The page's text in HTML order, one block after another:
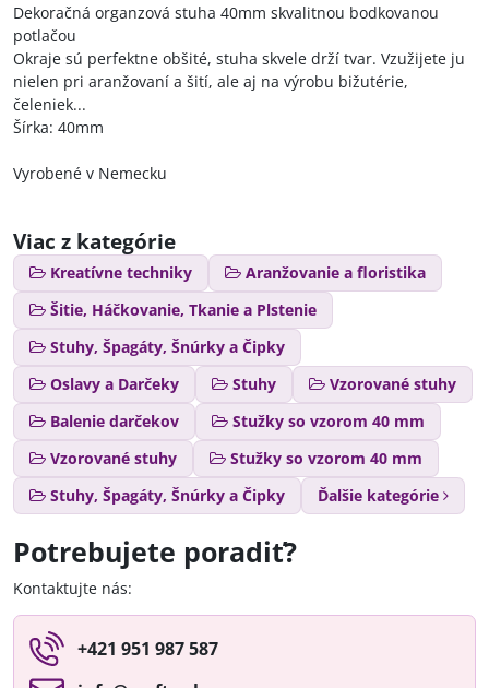
Dekoračná organzová stuha 40mm skvalitnou bodkovanou
potlačou
Okraje sú perfektne obšité, stuha skvele drží tvar. Vzužijete ju
nielen pri aranžovaní a šití, ale aj na výrobu bižutérie,
čeleniek...
Šírka: 40mm
Vyrobené v Nemecku
Viac z kategórie
Kreatívne techniky
Aranžovanie a floristika
Šitie, Háčkovanie, Tkanie a Plstenie
Stuhy, Špagáty, Šnúrky a Čipky
Oslavy a Darčeky
Stuhy
Vzorované stuhy
Balenie darčekov
Stužky so vzorom 40 mm
Vzorované stuhy
Stužky so vzorom 40 mm
Stuhy, Špagáty, Šnúrky a Čipky
Ďalšie kategórie
Potrebujete poradiť?
Kontaktujte nás:
+421 951 987 587